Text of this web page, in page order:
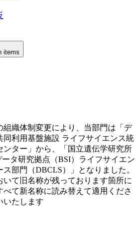
items
組織体制変更により、当部門は「デ
同利用基盤施設 ライフサイエンス統
ンター」から、「国立遺伝学研究所
ータ研究拠点（BSI）ライフサイエン
部門（DBCLS）」となりました。
いて旧名称が残っております箇所に
べて新名称に読み替えて適用くださ
いたします